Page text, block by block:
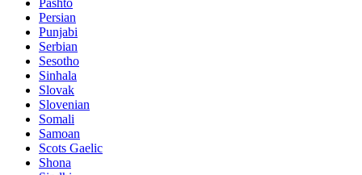
Pashto
Persian
Punjabi
Serbian
Sesotho
Sinhala
Slovak
Slovenian
Somali
Samoan
Scots Gaelic
Shona